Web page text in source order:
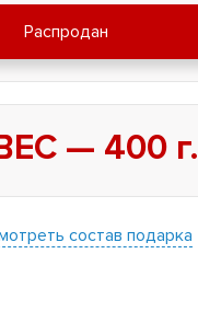
Распродан
— 400 г.
состав подарка